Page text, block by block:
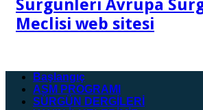
Sürgünleri Avrupa
Meclisi web sitesi
Başlangıç
ASM PROGRAMI
SÜRGÜN DERGİLERİ